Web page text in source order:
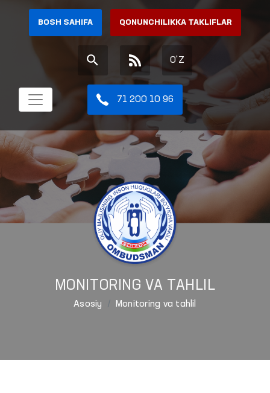
BOSH SAHIFA QONUNCHILIKKA TAKLIFLAR
O'Z
71 200 10 96
MONITORING VA TAHLIL
Asosiy Monitoring va tahlil